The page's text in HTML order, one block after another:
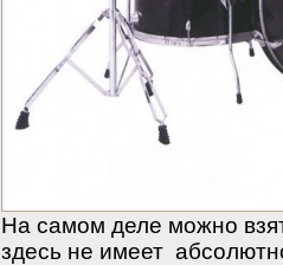
На самом деле можно
здесь не имеет